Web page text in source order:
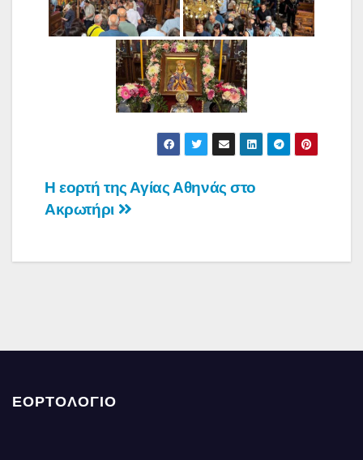
Πλοήγηση
άρθρων
Η εορτή της Αγίας Αθηνάς στο
Ακρωτήρι
ΕΟΡΤΟΛΟΓΙΟ